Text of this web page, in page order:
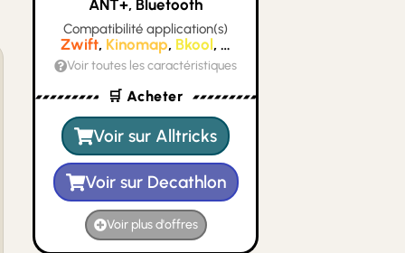
ANT+, Bluetooth
Compatibilité application(s)
Zwift, Kinomap, Bkool, …
Voir toutes les caractéristiques
🛒 Acheter
Voir sur Alltricks
Voir sur Decathlon
Voir plus d'offres